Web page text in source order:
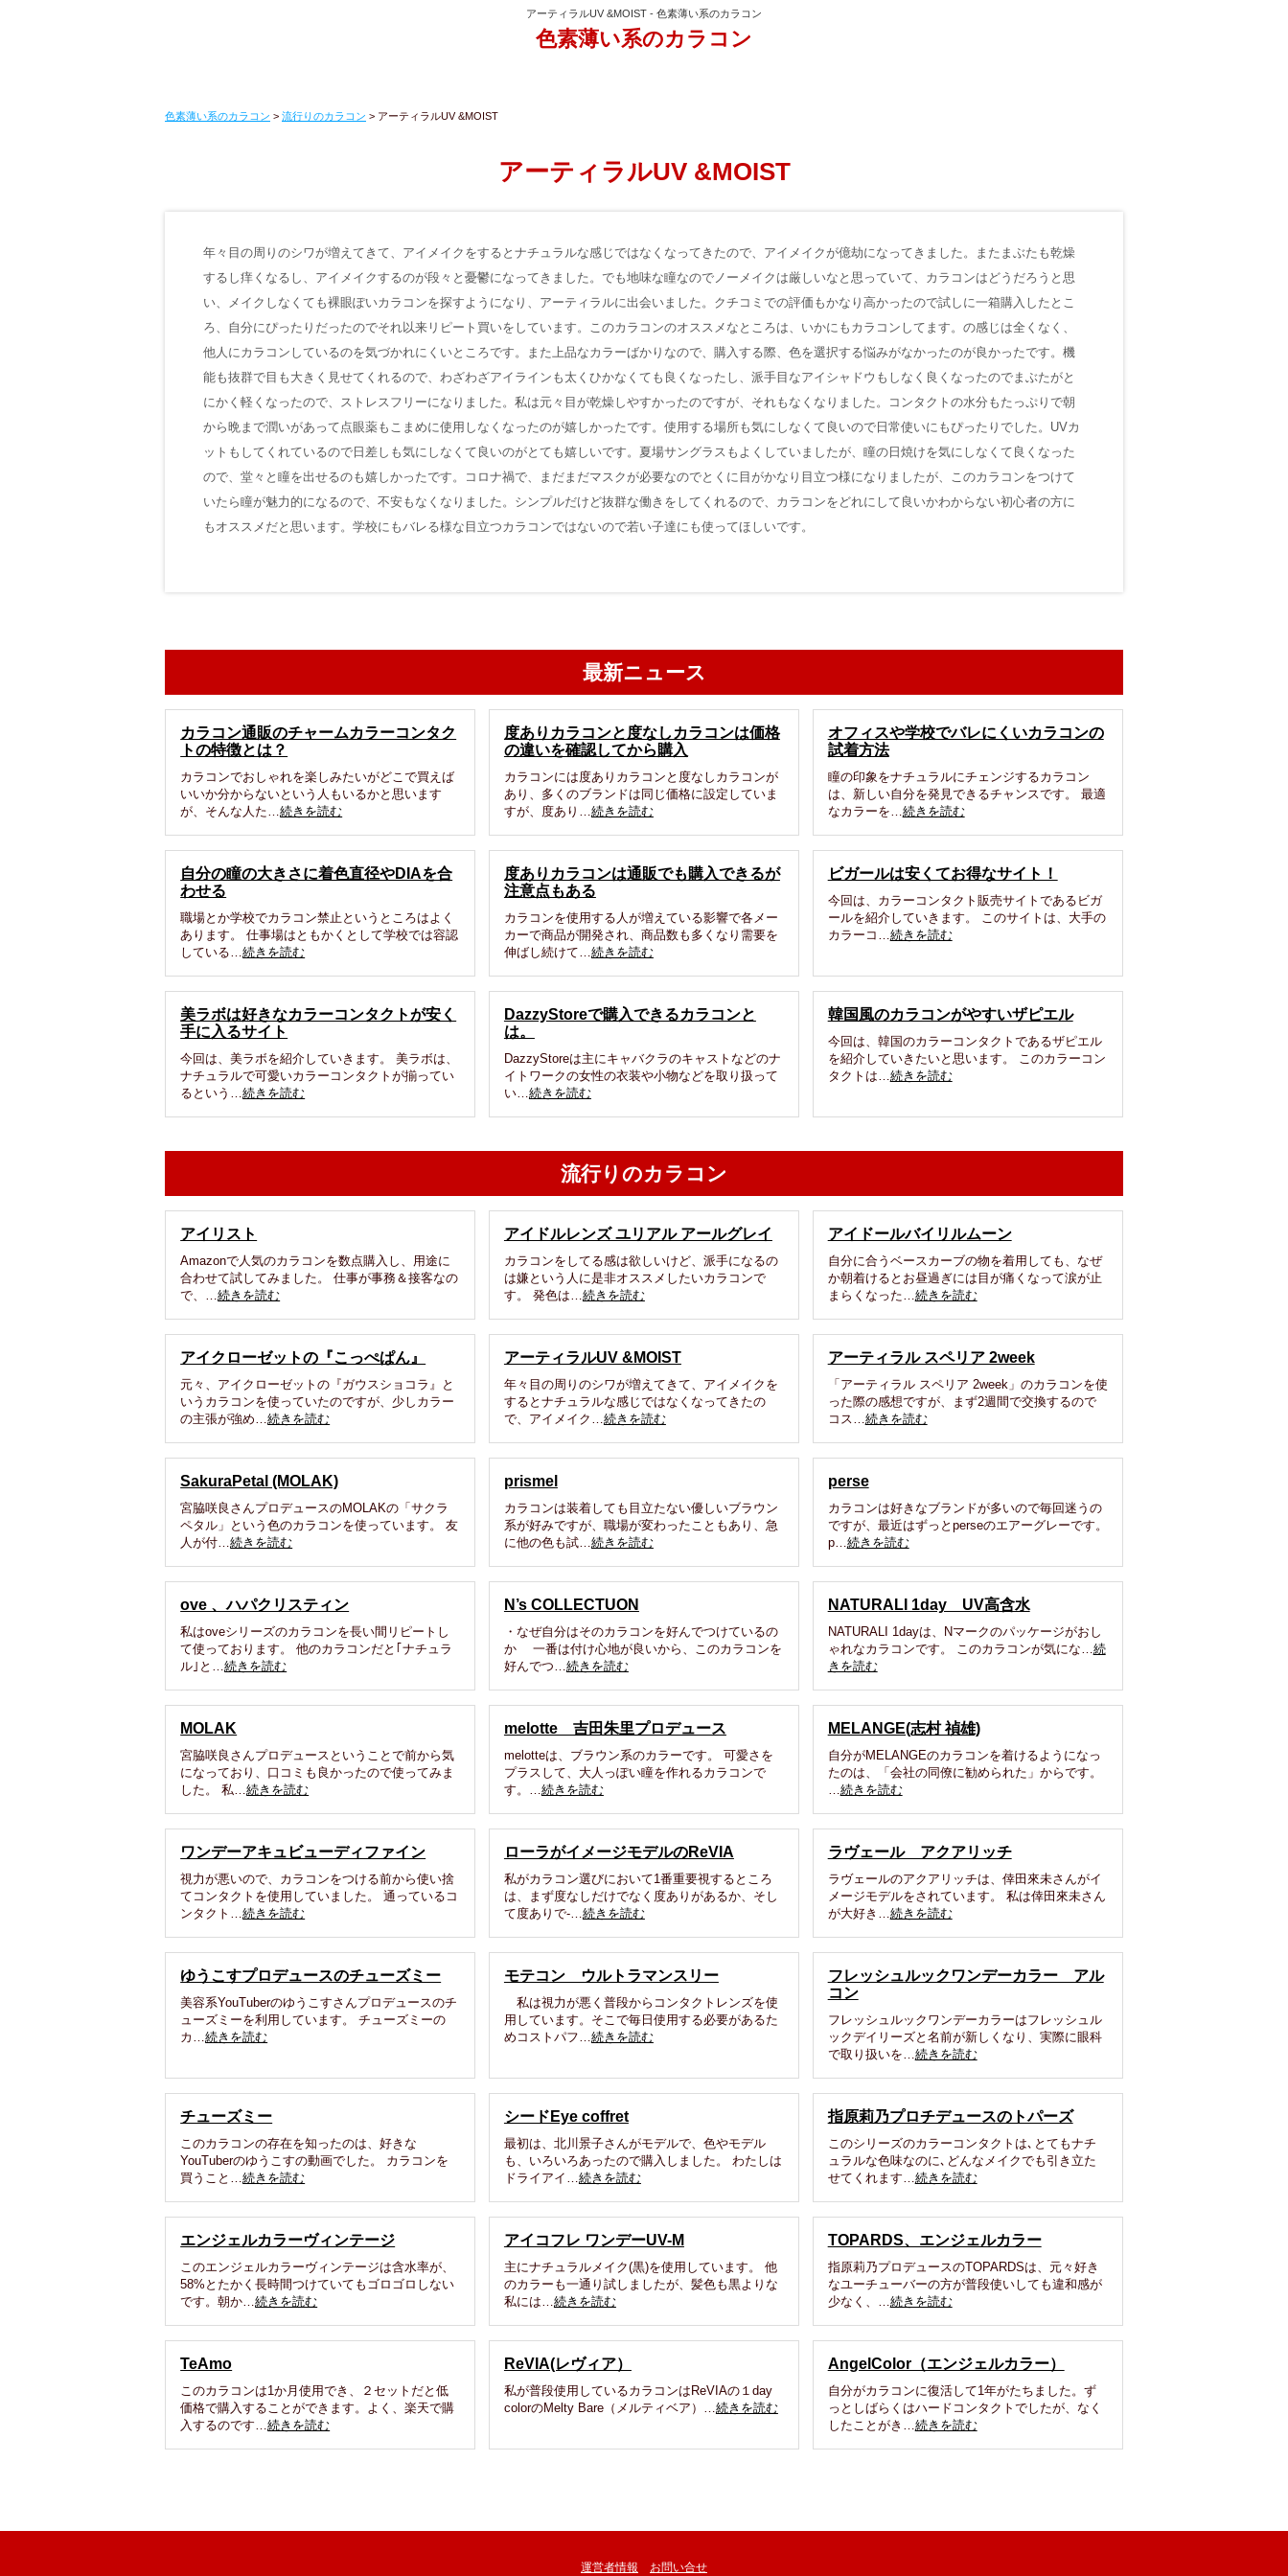
アーティラルUV &MOIST - 色素薄い系のカラコン
色素薄い系のカラコン
色素薄い系のカラコン > 流行りのカラコン > アーティラルUV &MOIST
アーティラルUV &MOIST
年々目の周りのシワが増えてきて、アイメイクをするとナチュラルな感じではなくなってきたので、アイメイクが億劫になってきました。またまぶたも乾燥
するし痒くなるし、アイメイクするのが段々と憂鬱になってきました。でも地味な瞳なのでノーメイクは厳しいなと思っていて、カラコンはどうだろうと思
い、メイクしなくても裸眼ぽいカラコンを探すようになり、アーティラルに出会いました。クチコミでの評価もかなり高かったので試しに一箱購入したとこ
ろ、自分にぴったりだったのでそれ以来リピート買いをしています。このカラコンのオススメなところは、いかにもカラコンしてます。の感じは全くなく、
他人にカラコンしているのを気づかれにくいところです。また上品なカラーばかりなので、購入する際、色を選択する悩みがなかったのが良かったです。機
能も抜群で目も大きく見せてくれるので、わざわざアイラインも太くひかなくても良くなったし、派手目なアイシャドウもしなく良くなったのでまぶたがと
にかく軽くなったので、ストレスフリーになりました。私は元々目が乾燥しやすかったのですが、それもなくなりました。コンタクトの水分もたっぷりで朝
から晩まで潤いがあって点眼薬もこまめに使用しなくなったのが嬉しかったです。使用する場所も気にしなくて良いので日常使いにもぴったりでした。UVカ
ットもしてくれているので日差しも気にしなくて良いのがとても嬉しいです。夏場サングラスもよくしていましたが、瞳の日焼けを気にしなくて良くなった
ので、堂々と瞳を出せるのも嬉しかったです。コロナ禍で、まだまだマスクが必要なのでとくに目がかなり目立つ様になりましたが、このカラコンをつけて
いたら瞳が魅力的になるので、不安もなくなりました。シンプルだけど抜群な働きをしてくれるので、カラコンをどれにして良いかわからない初心者の方に
もオススメだと思います。学校にもバレる様な目立つカラコンではないので若い子達にも使ってほしいです。
最新ニュース
カラコン通販のチャームカラーコンタク
トの特徴とは？
カラコンでおしゃれを楽しみたいがどこで買えば
いいか分からないという人もいるかと思います
が、そんな人た…続きを読む
度ありカラコンと度なしカラコンは価格
の違いを確認してから購入
カラコンには度ありカラコンと度なしカラコンが
あり、多くのブランドは同じ価格に設定していま
すが、度あり…続きを読む
オフィスや学校でバレにくいカラコンの
試着方法
瞳の印象をナチュラルにチェンジするカラコン
は、新しい自分を発見できるチャンスです。 最適
なカラーを…続きを読む
自分の瞳の大きさに着色直径やDIAを合
わせる
職場とか学校でカラコン禁止というところはよく
あります。 仕事場はともかくとして学校では容認
している…続きを読む
度ありカラコンは通販でも購入できるが
注意点もある
カラコンを使用する人が増えている影響で各メー
カーで商品が開発され、商品数も多くなり需要を
伸ばし続けて…続きを読む
ビガールは安くてお得なサイト！
今回は、カラーコンタクト販売サイトであるビガ
ールを紹介していきます。 このサイトは、大手の
カラーコ…続きを読む
美ラボは好きなカラーコンタクトが安く
手に入るサイト
今回は、美ラボを紹介していきます。 美ラボは、
ナチュラルで可愛いカラーコンタクトが揃ってい
るという…続きを読む
DazzyStoreで購入できるカラコンと
は。
DazzyStoreは主にキャバクラのキャストなどのナ
イトワークの女性の衣装や小物などを取り扱って
い…続きを読む
韓国風のカラコンがやすいザピエル
今回は、韓国のカラーコンタクトであるザピエル
を紹介していきたいと思います。 このカラーコン
タクトは…続きを読む
流行りのカラコン
アイリスト
Amazonで人気のカラコンを数点購入し、用途に
合わせて試してみました。 仕事が事務＆接客なの
で、…続きを読む
アイドルレンズ ユリアル アールグレイ
カラコンをしてる感は欲しいけど、派手になるの
は嫌という人に是非オススメしたいカラコンで
す。 発色は…続きを読む
アイドールバイリルムーン
自分に合うベースカーブの物を着用しても、なぜ
か朝着けるとお昼過ぎには目が痛くなって涙が止
まらくなった…続きを読む
アイクローゼットの『こっぺぱん』
元々、アイクローゼットの『ガウスショコラ』と
いうカラコンを使っていたのですが、少しカラー
の主張が強め…続きを読む
アーティラルUV &MOIST
年々目の周りのシワが増えてきて、アイメイクを
するとナチュラルな感じではなくなってきたの
で、アイメイク…続きを読む
アーティラル スペリア 2week
「アーティラル スペリア 2week」のカラコンを使
った際の感想ですが、まず2週間で交換するので
コス…続きを読む
SakuraPetal (MOLAK)
宮脇咲良さんプロデュースのMOLAKの「サクラ
ペタル」という色のカラコンを使っています。 友
人が付…続きを読む
prismel
カラコンは装着しても目立たない優しいブラウン
系が好みですが、職場が変わったこともあり、急
に他の色も試…続きを読む
perse
カラコンは好きなブランドが多いので毎回迷うの
ですが、最近はずっとperseのエアーグレーです。
p…続きを読む
ove 、ハパクリスティン
私はoveシリーズのカラコンを長い間リピートし
て使っております。 他のカラコンだと｢ナチュラ
ル｣と…続きを読む
N’s COLLECTUON
・なぜ自分はそのカラコンを好んでつけているの
か 一番は付け心地が良いから、このカラコンを
好んでつ…続きを読む
NATURALI 1day UV高含水
NATURALI 1dayは、Nマークのパッケージがおし
ゃれなカラコンです。 このカラコンが気にな…続
きを読む
MOLAK
宮脇咲良さんプロデュースということで前から気
になっており、口コミも良かったので使ってみま
した。 私…続きを読む
melotte 吉田朱里プロデュース
melotteは、ブラウン系のカラーです。 可愛さを
プラスして、大人っぽい瞳を作れるカラコンで
す。…続きを読む
MELANGE(志村 禎雄)
自分がMELANGEのカラコンを着けるようになっ
たのは、「会社の同僚に勧められた」からです。
…続きを読む
ワンデーアキュビューディファイン
視力が悪いので、カラコンをつける前から使い捨
てコンタクトを使用していました。 通っているコ
ンタクト…続きを読む
ローラがイメージモデルのReVIA
私がカラコン選びにおいて1番重要視するところ
は、まず度なしだけでなく度ありがあるか、そし
て度ありで-…続きを読む
ラヴェール アクアリッチ
ラヴェールのアクアリッチは、倖田來未さんがイ
メージモデルをされています。 私は倖田來未さん
が大好き…続きを読む
ゆうこすプロデュースのチューズミー
美容系YouTuberのゆうこすさんプロデュースのチ
ューズミーを利用しています。 チューズミーの
カ…続きを読む
モテコン ウルトラマンスリー
私は視力が悪く普段からコンタクトレンズを使
用しています。そこで毎日使用する必要があるた
めコストパフ…続きを読む
フレッシュルックワンデーカラー アル
コン
フレッシュルックワンデーカラーはフレッシュル
ックデイリーズと名前が新しくなり、実際に眼科
で取り扱いを…続きを読む
チューズミー
このカラコンの存在を知ったのは、好きな
YouTuberのゆうこすの動画でした。 カラコンを
買うこと…続きを読む
シードEye coffret
最初は、北川景子さんがモデルで、色やモデル
も、いろいろあったので購入しました。 わたしは
ドライアイ…続きを読む
指原莉乃プロチデュースのトパーズ
このシリーズのカラーコンタクトは､とてもナチ
ュラルな色味なのに､どんなメイクでも引き立た
せてくれます…続きを読む
エンジェルカラーヴィンテージ
このエンジェルカラーヴィンテージは含水率が、
58%とたかく長時間つけていてもゴロゴロしない
です。朝か…続きを読む
アイコフレ ワンデーUV-M
主にナチュラルメイク(黒)を使用しています。 他
のカラーも一通り試しましたが、髪色も黒よりな
私には…続きを読む
TOPARDS、エンジェルカラー
指原莉乃プロデュースのTOPARDSは、元々好き
なユーチューバーの方が普段使いしても違和感が
少なく、…続きを読む
TeAmo
このカラコンは1か月使用でき、２セットだと低
価格で購入することができます。よく、楽天で購
入するのです…続きを読む
ReVIA(レヴィア）
私が普段使用しているカラコンはReVIAの１day
colorのMelty Bare（メルティベア）…続きを読む
AngelColor（エンジェルカラー）
自分がカラコンに復活して1年がたちました。ず
っとしばらくはハードコンタクトでしたが、なく
したことがき…続きを読む
運営者情報 お問い合せ